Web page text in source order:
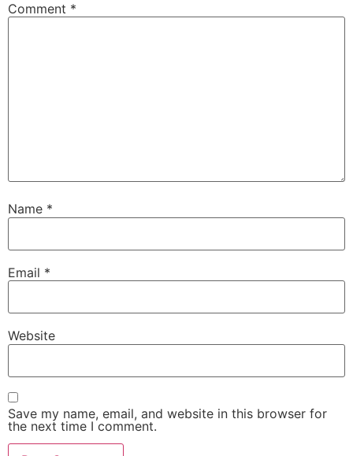
Comment *
Name *
Email *
Website
Save my name, email, and website in this browser for
the next time I comment.